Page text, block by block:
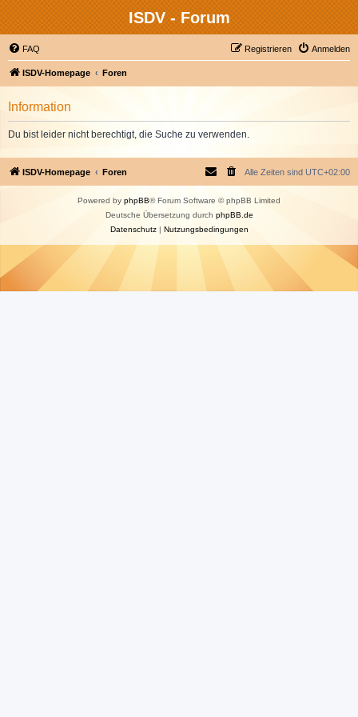
ISDV - Forum
FAQ Anmelden
Registrieren
ISDV-Homepage Foren
Information
Du bist leider nicht berechtigt, die Suche zu verwenden.
ISDV-Homepage Foren Alle Zeiten sind UTC+02:00
Powered by phpBB® Forum Software © phpBB Limited
Deutsche Übersetzung durch phpBB.de
Datenschutz| Nutzungsbedingungen